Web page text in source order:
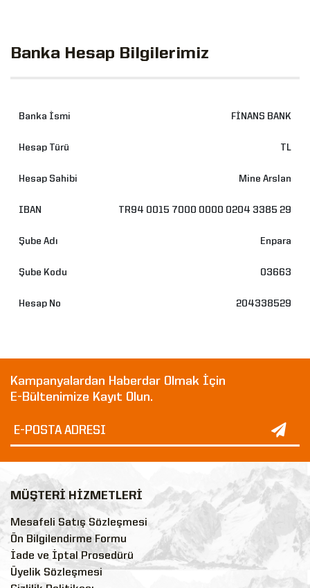
Banka Hesap Bilgilerimiz
FİNANS BANK
TL
Mine Arslan
TR94 0015 7000 0000 0204 3385 29
Enpara
03663
204338529
Kampanyalardan Haberdar Olmak İçin
E-Bültenimize Kayıt Olun.
MÜŞTERİ HİZMETLERİ
Mesafeli Satış Sözleşmesi
Ön Bilgilendirme Formu
İade ve İptal Prosedürü
Üyelik Sözleşmesi